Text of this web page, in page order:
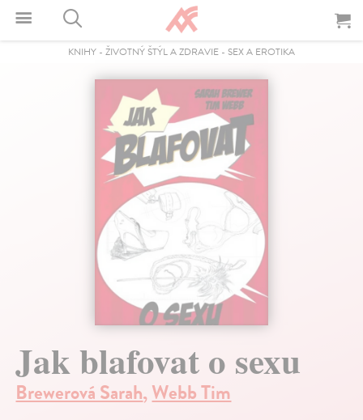
KNIHY - ŽIVOTNÝ ŠTÝL A ZDRAVIE - SEX A EROTIKA
Jak blafovat o sexu
Brewerová Sarah,Webb Tim